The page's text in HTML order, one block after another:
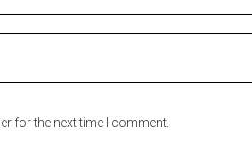
for the next time I comment.